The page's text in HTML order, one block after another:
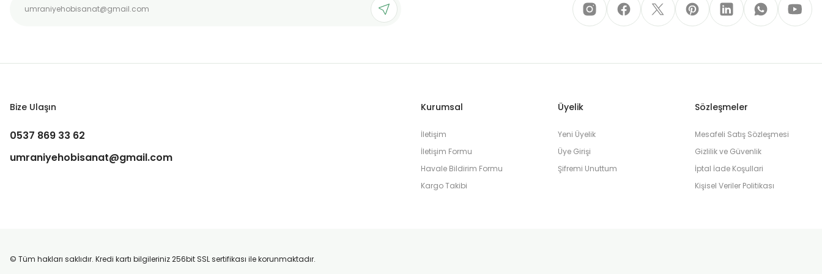
Bize Ulaşın
0537 869 33 62
umraniyehobisanat@gmail.com
Kurumsal
İletişim
İletişim Formu
Havale Bildirim Formu
Kargo Takibi
Üyelik
Yeni Üyelik
Üye Girişi
Şifremi Unuttum
Sözleşmeler
Mesafeli Satış Sözleşmesi
Gizlilik ve Güvenlik
İptal İade Koşullari
Kişisel Veriler Politikası
© Tüm hakları saklıdır. Kredi kartı bilgileriniz 256bit SSL sertifikası ile korunmaktadır.